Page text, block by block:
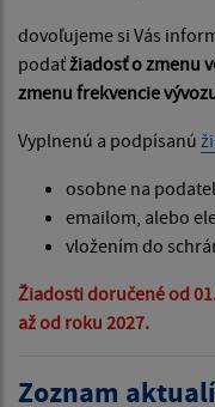
dovoľujeme si Vás
podaťžiadosť o zmenu
zmenu frekvencie
Vyplnenú a podpísanú
osobne na
emailom, alebo
vložením do
Žiadosti doručené od
až od roku 2027.
Zoznam